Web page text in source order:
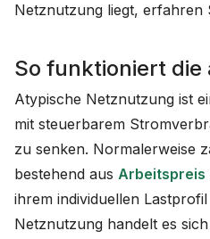
Netznutzung liegt, erfahren
So funktioniert
Atypische Netznutzung ist
mit steuerbarem
zu senken. Normalerweise
bestehend aus Arbeitspreis
ihrem individuellen
Netznutzung handelt es